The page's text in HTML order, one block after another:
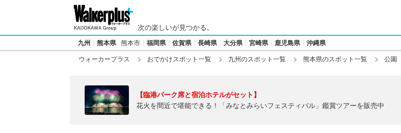
次の楽しいが見つかる。
九州 熊本県 熊本市 福岡県 佐賀県 長崎県 大分県 宮崎県 鹿児島県 沖縄県
ウォーカープラス おでかけスポット一覧 九州のスポット一覧 熊本県のスポット一覧 公園
【臨港パーク席と宿泊ホテルがセット】
花火を間近で堪能できる！「みなとみらいフェスティバル」鑑賞ツアーを販売中